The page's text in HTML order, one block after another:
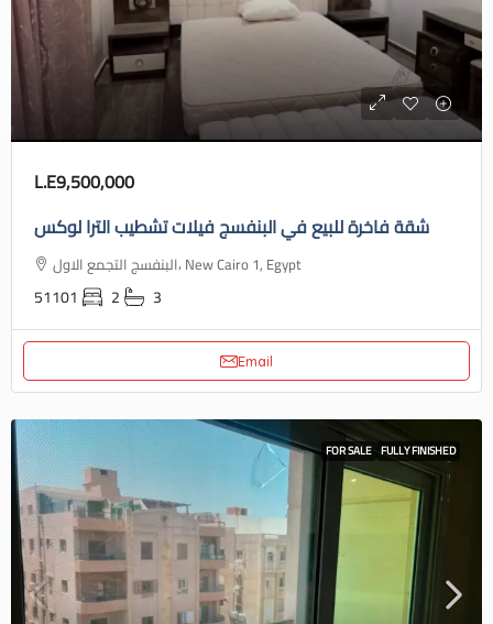
L.E9,500,000
شقة فاخرة للبيع في البنفسج فيلات تشطيب الترا لوكس
البنفسج التجمع الاول، New Cairo 1, Egypt
51101 2 3
Email
FOR SALE FULLY FINISHED